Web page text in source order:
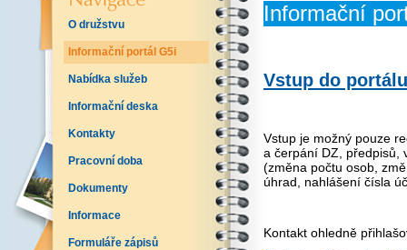
O družstvu
Informační portál G5i
Nabídka služeb
Informační deska
Kontakty
Pracovní doba
Dokumenty
Informace
Formuláře zápisů
Informační
Vstup do
Vstup je možný pouze
a čerpání DZ, předpisů,
(změna počtu osob,
úhrad, nahlášení čísla
Kontakt ohledně